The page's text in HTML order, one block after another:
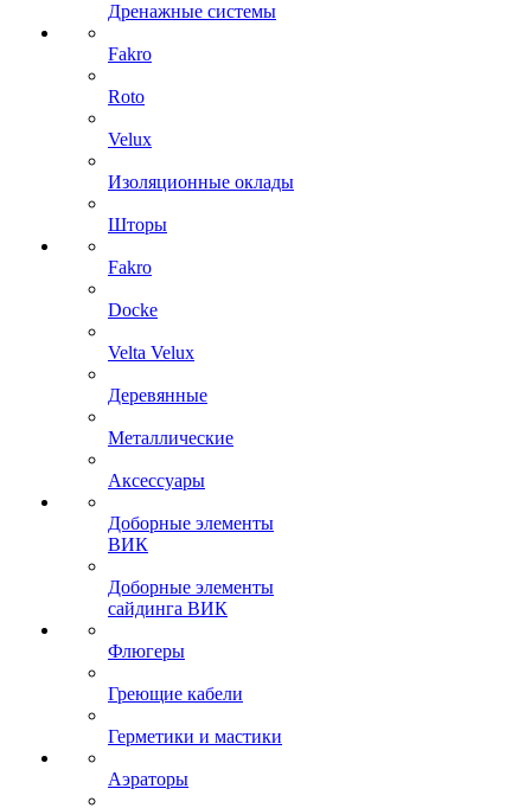
Дренажные системы
Fakro
Roto
Velux
Изоляционные оклады
Шторы
Fakro
Docke
Velta Velux
Деревянные
Металлические
Аксессуары
Доборные элементы
ВИК
Доборные элементы
сайдинга ВИК
Флюгеры
Греющие кабели
Герметики и мастики
Аэраторы